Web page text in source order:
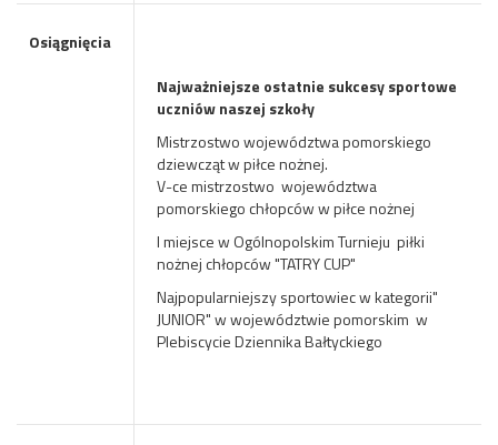
Osiągnięcia
Najważniejsze ostatnie sukcesy sportowe
uczniów naszej szkoły
Mistrzostwo województwa pomorskiego
dziewcząt w piłce nożnej.
V-ce mistrzostwo województwa
pomorskiego chłopców w piłce nożnej
I miejsce w Ogólnopolskim Turnieju piłki
nożnej chłopców "TATRY CUP"
Najpopularniejszy sportowiec w kategorii"
JUNIOR" w województwie pomorskim w
Plebiscycie Dziennika Bałtyckiego